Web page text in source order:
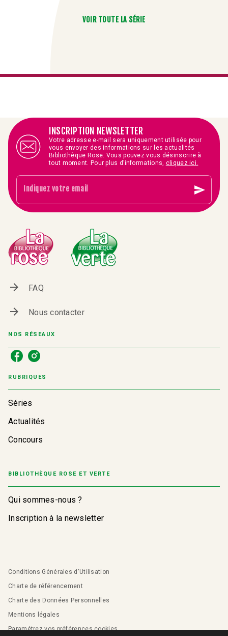
VOIR TOUTE LA SÉRIE
INSCRIPTION NEWSLETTER
Votre adresse e-mail sera uniquement utilisée pour
vous envoyer des informations sur les actualités
Bibliothèque Rose. Vous pouvez vous désinscrire à
tout moment. Pour plus d’informations, cliquez ici.
Indiquez votre email send
arrow_forward FAQ
arrow_forward Nous contacter
NOS RÉSEAUX
RUBRIQUES
Séries
Actualités
Concours
BIBLIOTHÈQUE ROSE ET VERTE
Qui sommes-nous ?
Inscription à la newsletter
Conditions Générales d'Utilisation
Charte de référencement
Charte des Données Personnelles
Mentions légales
Paramétrez vos préférences cookies